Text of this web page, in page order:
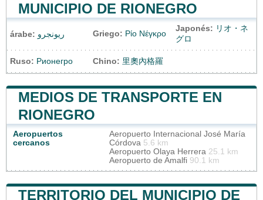
MUNICIPIO DE RIONEGRO
árabe: ريونجرو Griego: Ρίο Νέγκρο
Japonés: リオ・ネ
グロ
Ruso: Рионегро Chino: 里奧內格羅
MEDIOS DE TRANSPORTE EN
RIONEGRO
Aeropuertos
cercanos
Aeropuerto Internacional José María
Córdova 5.6 km
Aeropuerto Olaya Herrera 25.1 km
Aeropuerto de Amalfi 90.1 km
TERRITORIO DEL MUNICIPIO DE